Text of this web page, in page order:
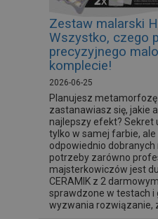
Zestaw malarski
Wszystko, czego
precyzyjnego
komplecie!
2026-06-25
Planujesz
zastanawiasz się, jakie
najlepszy efekt? Sekret
tylko w samej farbie,
odpowiednio
potrzeby zarówno
majsterkowiczów jest
CERAMIK z 2
sprawdzone w testach i
wyzwania rozwiązanie,